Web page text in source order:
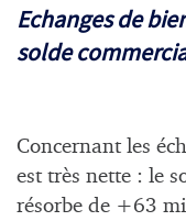
Echanges de
solde
Concernant les
est très nette : le
résorbe de +63